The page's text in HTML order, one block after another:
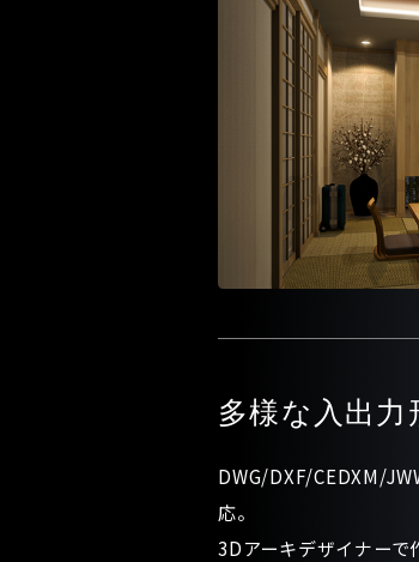
多様な入出
DWG/DXF/CEDXM/
応。
3Dアーキデザイナー